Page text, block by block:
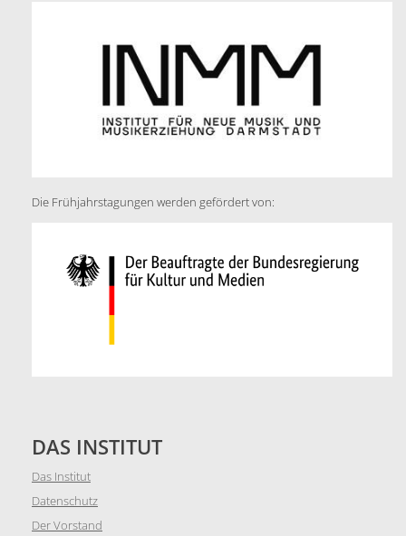
Die Frühjahrstagungen werden gefördert von:
DAS INSTITUT
Das Institut
Datenschutz
Der Vorstand